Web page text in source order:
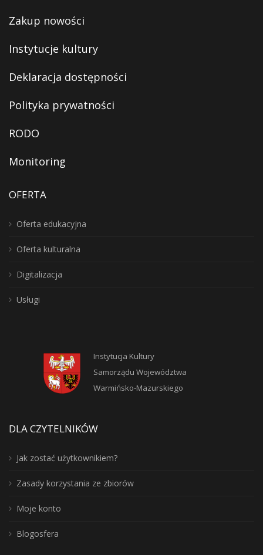
Zakup nowości
Instytucje kultury
Deklaracja dostępności
Polityka prywatności
RODO
Monitoring
OFERTA
Oferta edukacyjna
Oferta kulturalna
Digitalizacja
Usługi
Instytucja Kultury
Samorządu Województwa
Warmińsko-Mazurskiego
DLA CZYTELNIKÓW
Jak zostać użytkownikiem?
Zasady korzystania ze zbiorów
Moje konto
Blogosfera